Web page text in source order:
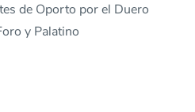
de Oporto por el Duero
y Palatino